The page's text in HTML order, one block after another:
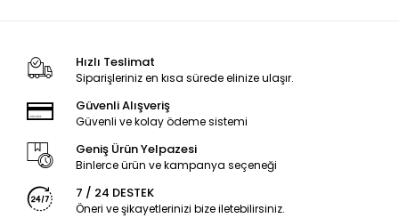
Hızlı Teslimat
Siparişleriniz en kısa sürede elinize ulaşır.
Güvenli Alışveriş
Güvenli ve kolay ödeme sistemi
Geniş Ürün Yelpazesi
Binlerce ürün ve kampanya seçeneği
7 / 24 DESTEK
Öneri ve şikayetlerinizi bize iletebilirsiniz.